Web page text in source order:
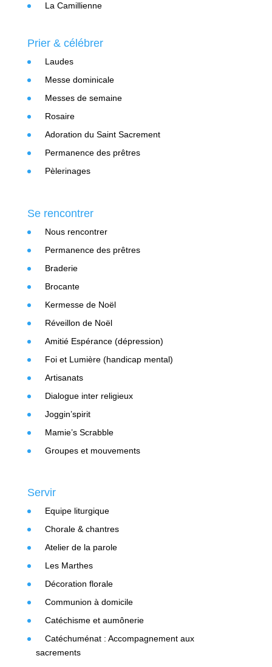
La Camillienne
Prier & célébrer
Laudes
Messe dominicale
Messes de semaine
Rosaire
Adoration du Saint Sacrement
Permanence des prêtres
Pèlerinages
Se rencontrer
Nous rencontrer
Permanence des prêtres
Braderie
Brocante
Kermesse de Noël
Réveillon de Noël
Amitié Espérance (dépression)
Foi et Lumière (handicap mental)
Artisanats
Dialogue inter religieux
Joggin’spirit
Mamie’s Scrabble
Groupes et mouvements
Servir
Equipe liturgique
Chorale & chantres
Atelier de la parole
Les Marthes
Décoration florale
Communion à domicile
Catéchisme et aumônerie
Catéchuménat : Accompagnement aux
sacrements